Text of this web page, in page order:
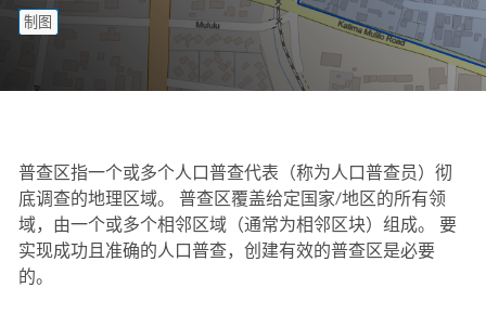
制图
普查区指一个或多个人口普查代表（称为人口普查员）彻
底调查的地理区域。 普查区覆盖给定国家/地区的所有领
域，由一个或多个相邻区域（通常为相邻区块）组成。 要
实现成功且准确的人口普查，创建有效的普查区是必要
的。